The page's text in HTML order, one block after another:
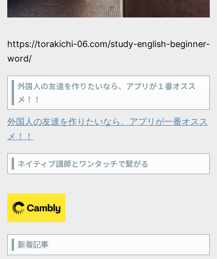
https://torakichi-06.com/study-english-beginner-
word/
外国人の友達を作りたいなら、アプリが１番オスス
メ！！
外国人の友達を作りたいなら、アプリが一番オスス
メ！！
ネイティブ講師とワンタッチで繋がる
新着記事